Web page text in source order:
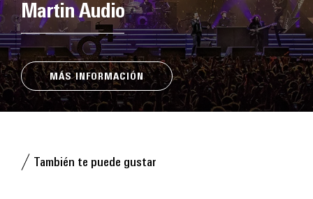
Martin Audio
MÁS INFORMACIÓN
También te puede gustar